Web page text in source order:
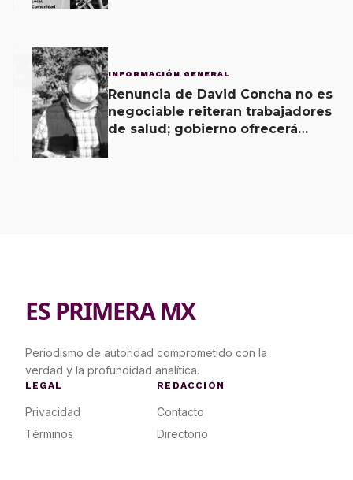
3 INFORMACIÓN GENERAL
Renuncia de David Concha no es
negociable reiteran trabajadores
de salud; gobierno ofrecerá
ES PRIMERA MX
Periodismo de autoridad comprometido con la
verdad y la profundidad analítica.
LEGAL
Privacidad
Términos
REDACCIÓN
Contacto
Directorio